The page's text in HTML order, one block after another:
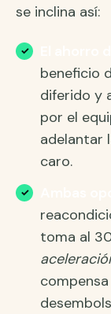
se inclina así:
beneficio
diferido y
por el
adelantar
caro.
toma al